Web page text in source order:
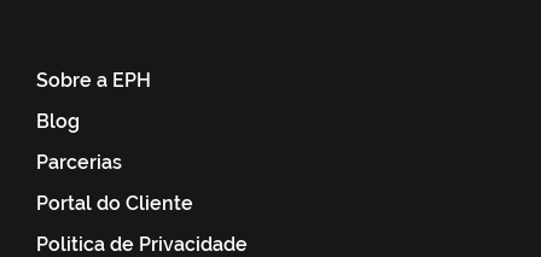
Sobre a EPH
Blog
Parcerias
Portal do Cliente
Politica de Privacidade